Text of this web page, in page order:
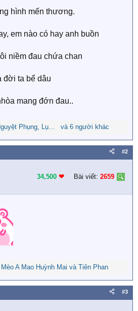
hình mến thương.
em nào có hay anh buồn
niềm đau chứa chan
đời ta bể dâu
mang đớn đau..
Phụng Lục Thất Tiểu Muội và 6 người khác
#2
34,500 ❤︎ Bài viết: 2659
Mèo A Mao Huỳnh Mai và Tiên Phan
#3